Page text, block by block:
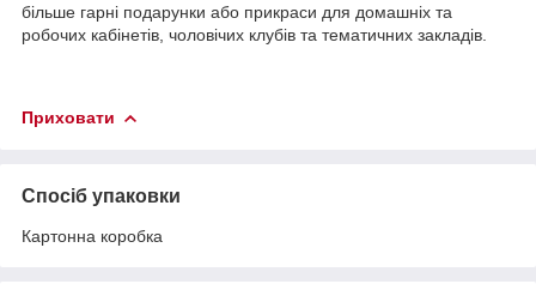
більше гарні подарунки або прикраси для домашніх та
робочих кабінетів, чоловічих клубів та тематичних закладів.
Приховати
Спосіб упаковки
Картонна коробка